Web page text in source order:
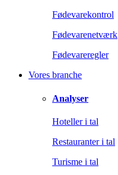
Fødevarekontrol
Fødevarenetværk
Fødevareregler
Vores branche
Analyser
Hoteller i tal
Restauranter i tal
Turisme i tal